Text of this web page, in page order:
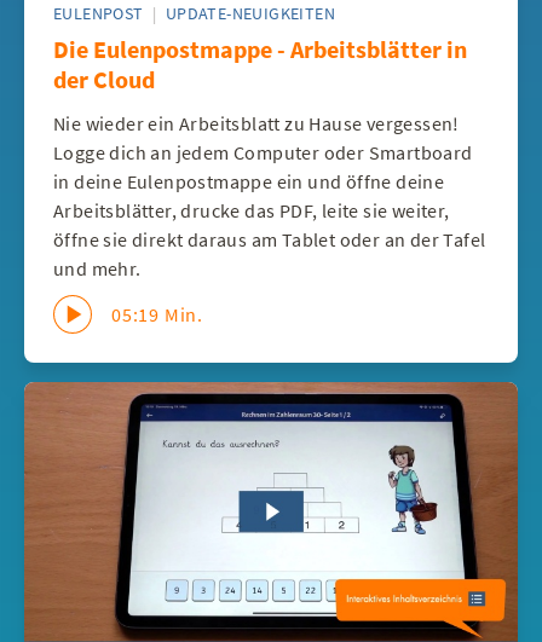
EULENPOST | UPDATE-NEUIGKEITEN
Die Eulenpostmappe - Arbeitsblätter in
der Cloud
Nie wieder ein Arbeitsblatt zu Hause vergessen!
Logge dich an jedem Computer oder Smartboard
in deine Eulenpostmappe ein und öffne deine
Arbeitsblätter, drucke das PDF, leite sie weiter,
öffne sie direkt daraus am Tablet oder an der Tafel
und mehr.
05:19 Min.